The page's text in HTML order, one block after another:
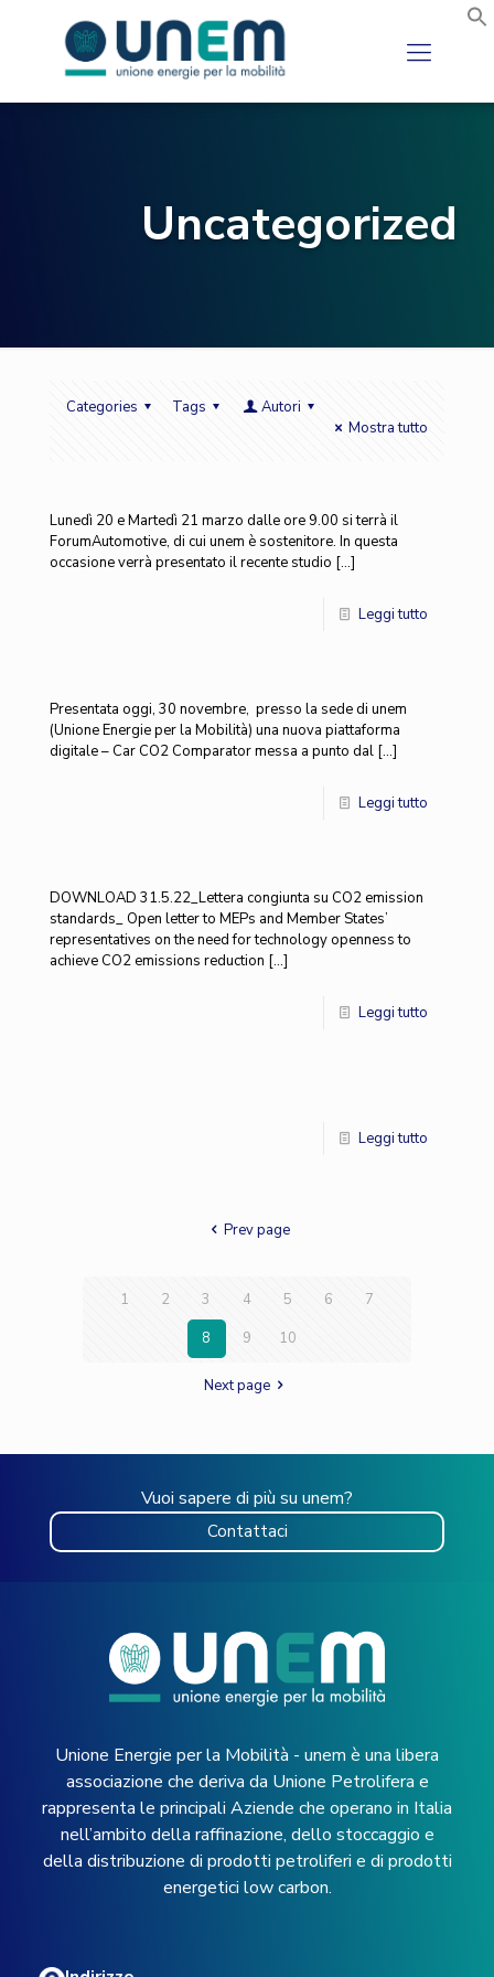
Uncategorized
Categories Tags
Autori
Mostra tutto
Lunedì 20 e Martedì 21 marzo dalle ore 9.00 si terrà il
ForumAutomotive, di cui unem è sostenitore. In questa
occasione verrà presentato il recente studio […]
Leggi tutto
Presentata oggi, 30 novembre, presso la sede di unem
(Unione Energie per la Mobilità) una nuova piattaforma
digitale – Car CO2 Comparator messa a punto dal […]
Leggi tutto
DOWNLOAD 31.5.22_Lettera congiunta su CO2 emission
standards_ Open letter to MEPs and Member States’
representatives on the need for technology openness to
achieve CO2 emissions reduction […]
Leggi tutto
Leggi tutto
Prev page
1 2 3 4 5 6
7
8
9 10
Next page
Vuoi sapere di più su unem?
Contattaci
Unione Energie per la Mobilità - unem è una libera
associazione che deriva da Unione Petrolifera e
rappresenta le principali Aziende che operano in Italia
nell’ambito della raffinazione, dello stoccaggio e
della distribuzione di prodotti petroliferi e di prodotti
energetici low carbon.